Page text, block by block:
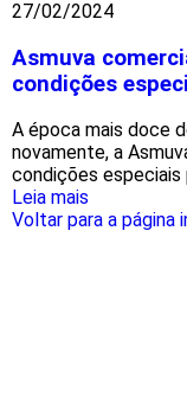
27/02/2024
Asmuva
condições
A época mais doce
novamente, a
condições especiais
Leia mais
Voltar para a página